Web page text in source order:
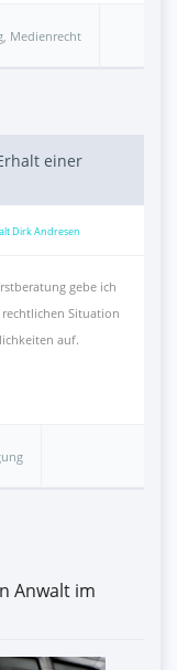
, Medienrecht
einer
Dirk Andresen
gebe ich
Situation
auf.
Anwalt im